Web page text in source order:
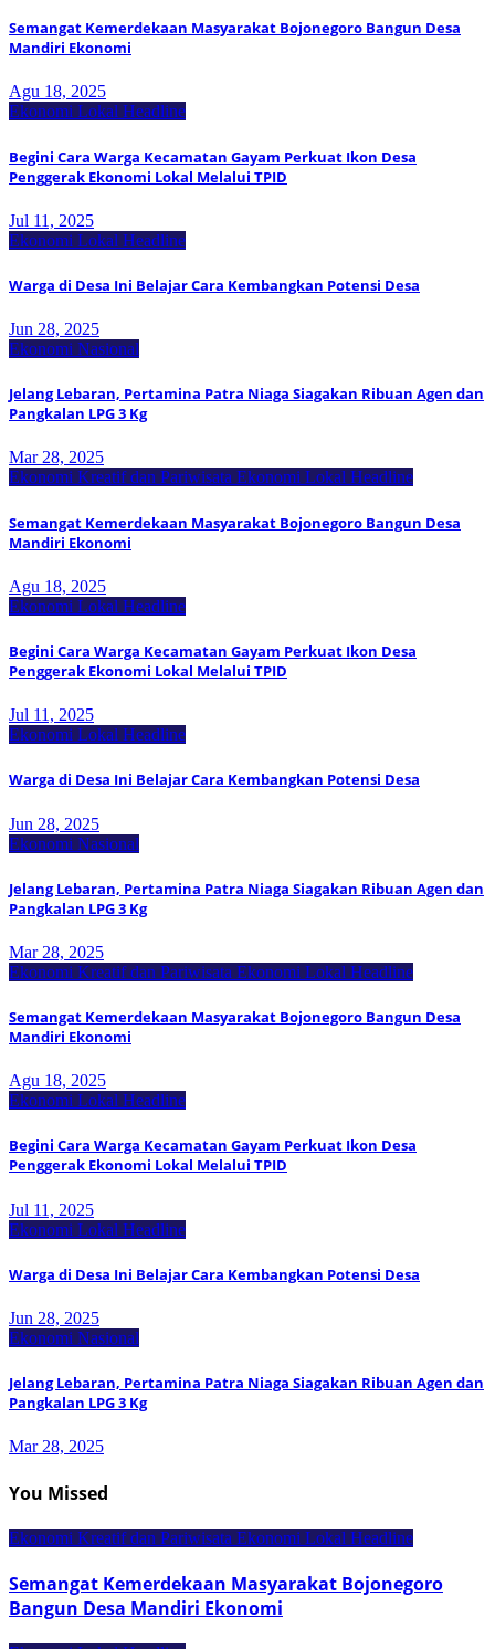
Semangat Kemerdekaan Masyarakat Bojonegoro Bangun Desa
Mandiri Ekonomi
Agu 18, 2025
Ekonomi Lokal Headline
Begini Cara Warga Kecamatan Gayam Perkuat Ikon Desa
Penggerak Ekonomi Lokal Melalui TPID
Jul 11, 2025
Ekonomi Lokal Headline
Warga di Desa Ini Belajar Cara Kembangkan Potensi Desa
Jun 28, 2025
Ekonomi Nasional
Jelang Lebaran, Pertamina Patra Niaga Siagakan Ribuan Agen dan
Pangkalan LPG 3 Kg
Mar 28, 2025
Ekonomi Kreatif dan Pariwisata Ekonomi Lokal Headline
Semangat Kemerdekaan Masyarakat Bojonegoro Bangun Desa
Mandiri Ekonomi
Agu 18, 2025
Ekonomi Lokal Headline
Begini Cara Warga Kecamatan Gayam Perkuat Ikon Desa
Penggerak Ekonomi Lokal Melalui TPID
Jul 11, 2025
Ekonomi Lokal Headline
Warga di Desa Ini Belajar Cara Kembangkan Potensi Desa
Jun 28, 2025
Ekonomi Nasional
Jelang Lebaran, Pertamina Patra Niaga Siagakan Ribuan Agen dan
Pangkalan LPG 3 Kg
Mar 28, 2025
Ekonomi Kreatif dan Pariwisata Ekonomi Lokal Headline
Semangat Kemerdekaan Masyarakat Bojonegoro Bangun Desa
Mandiri Ekonomi
Agu 18, 2025
Ekonomi Lokal Headline
Begini Cara Warga Kecamatan Gayam Perkuat Ikon Desa
Penggerak Ekonomi Lokal Melalui TPID
Jul 11, 2025
Ekonomi Lokal Headline
Warga di Desa Ini Belajar Cara Kembangkan Potensi Desa
Jun 28, 2025
Ekonomi Nasional
Jelang Lebaran, Pertamina Patra Niaga Siagakan Ribuan Agen dan
Pangkalan LPG 3 Kg
Mar 28, 2025
You Missed
Ekonomi Kreatif dan Pariwisata Ekonomi Lokal Headline
Semangat Kemerdekaan Masyarakat Bojonegoro
Bangun Desa Mandiri Ekonomi